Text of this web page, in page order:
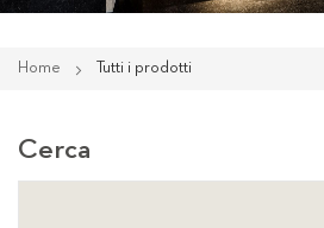
Home Tutti i prodotti
Cerca